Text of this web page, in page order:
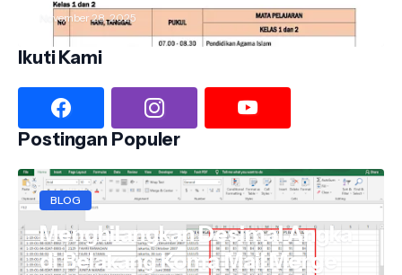
November 28, 2025
Ikuti Kami
Postingan Populer
BLOG
Menghilangkan Desimal Angka
di Belakang Koma Mail Merge